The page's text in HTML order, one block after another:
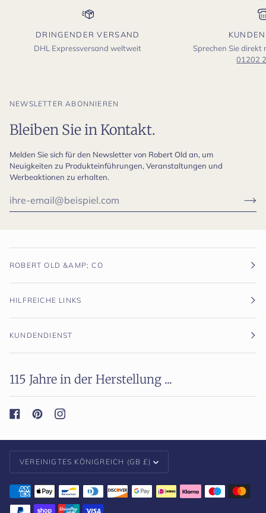
DRINGENDER VERSAND
DHL Expressversand weltweit
Sprechen Sie direkt
01202
NEWSLETTER ABONNIEREN
Bleiben Sie in Kontakt.
Melden Sie sich für den Newsletter von Robert Old an, um
Neuigkeiten zu Produkteinführungen, Veranstaltungen und
Werbeaktionen zu erhalten.
ROBERT OLD &AMP; CO
HILFREICHE LINKS
KUNDENDIENST
115 Jahre in der Herstellung ...
Währung
VEREINIGTES KÖNIGREICH (GB £)